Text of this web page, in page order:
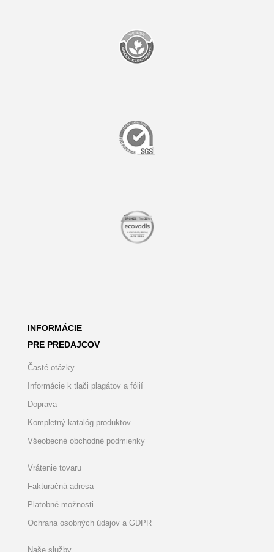
INFORMÁCIE
PRE PREDAJCOV
Časté otázky
Informácie k tlači plagátov a fólií
Doprava
Kompletný katalóg produktov
Všeobecné obchodné podmienky
Vrátenie tovaru
Fakturačná adresa
Platobné možnosti
Ochrana osobných údajov a GDPR
Naše služby